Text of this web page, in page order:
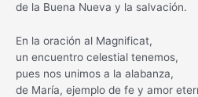
de la Buena Nueva y la salvación.
En la oración al Magnificat,
un encuentro celestial tenemos,
pues nos unimos a la alabanza,
de María, ejemplo de fe y amor